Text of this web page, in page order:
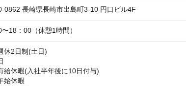
0862 長崎県長崎市出島町3-10 円口ビル4F
18：00（休憩1時間）
休2日制(土日)
給休暇(入社半年後に10日付与)
始休暇